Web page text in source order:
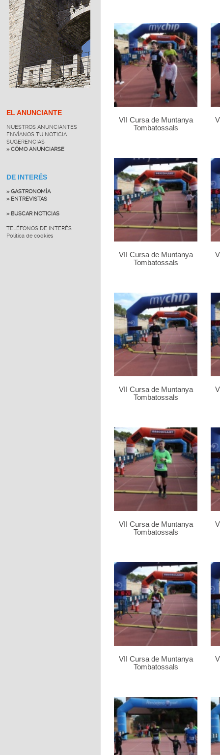
EL ANUNCIANTE
NUESTROS ANUNCIANTES
ENVÍANOS TU NOTICIA
SUGERENCIAS
» CÓMO ANUNCIARSE
DE INTERÉS
» GASTRONOMÍA
» ENTREVISTAS
» BUSCAR NOTICIAS
TELÉFONOS DE INTERÉS
Política de cookies
VII Cursa de Muntanya
Tombatossals
VII Cursa de Muntanya
Tombatossals
VII Cursa de Muntanya
Tombatossals
VII Cursa de Muntanya
Tombatossals
VII Cursa de Muntanya
Tombatossals